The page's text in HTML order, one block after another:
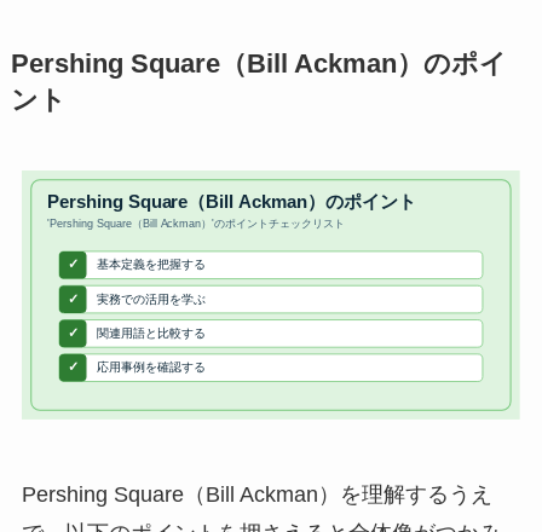
Pershing Square（Bill Ackman）のポイ
ント
Pershing Square（Bill Ackman）を理解するうえ